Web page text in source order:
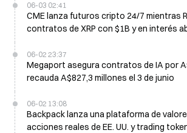
06-03 02:41
CME lanza futuros cripto 24/7 mientras
contratos de XRP con $1B y en
06-02 23:37
Megaport asegura contratos de IA por
recauda A$827,3 millones el 3 de junio
06-02 13:08
Backpack lanza una plataforma de
acciones reales de EE. UU. y trading